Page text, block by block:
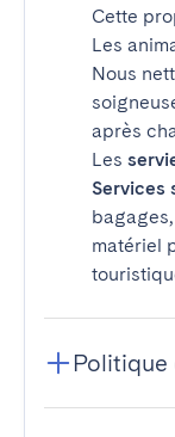
Cette
Les
Nous
après
Les
Services
matériel
Politique